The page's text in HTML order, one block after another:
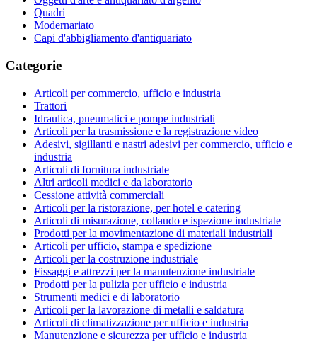
Quadri
Modernariato
Capi d'abbigliamento d'antiquariato
Categorie
Articoli per commercio, ufficio e industria
Trattori
Idraulica, pneumatici e pompe industriali
Articoli per la trasmissione e la registrazione video
Adesivi, sigillanti e nastri adesivi per commercio, ufficio e
industria
Articoli di fornitura industriale
Altri articoli medici e da laboratorio
Cessione attività commerciali
Articoli per la ristorazione, per hotel e catering
Articoli di misurazione, collaudo e ispezione industriale
Prodotti per la movimentazione di materiali industriali
Articoli per ufficio, stampa e spedizione
Articoli per la costruzione industriale
Fissaggi e attrezzi per la manutenzione industriale
Prodotti per la pulizia per ufficio e industria
Strumenti medici e di laboratorio
Articoli per la lavorazione di metalli e saldatura
Articoli di climatizzazione per ufficio e industria
Manutenzione e sicurezza per ufficio e industria